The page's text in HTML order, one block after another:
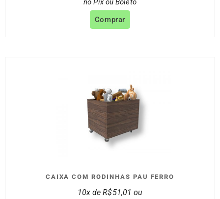
no Pix ou Boleto
Comprar
CAIXA COM RODINHAS PAU FERRO
10x deR$51,01 ou